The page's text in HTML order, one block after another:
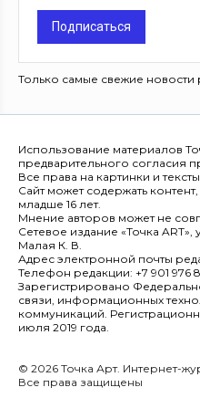
Подписаться
Только самые свежие новости
Использование материалов
предварительного согласия
Все права на картинки и
Сайт может содержать
младше 16 лет.
Мнение авторов может не
Сетевое издание «Точка
Малая К. В.
Адрес электронной почты
Телефон редакции: +7 901 976
Зарегистрировано
связи, информационных
коммуникаций.
июля 2019 года.
© 2026 Точка Арт. Интернет-
Все права защищены